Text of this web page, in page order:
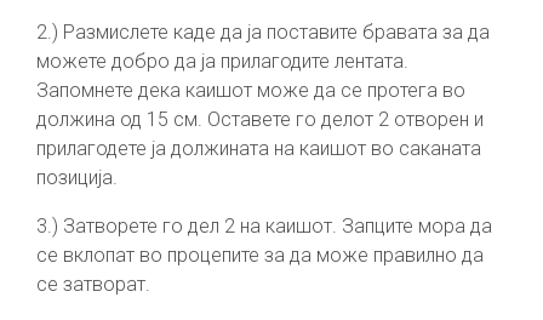
2.) Размислете каде да ја поставите бравата за да
можете добро да ја прилагодите лентата.
Запомнете дека каишот може да се протега во
должина од 15 см. Оставете го делот 2 отворен и
прилагодете ја должината на каишот во саканата
позиција.
3.) Затворете го дел 2 на каишот. Запците мора да
се вклопат во процепите за да може правилно да
се затворат.